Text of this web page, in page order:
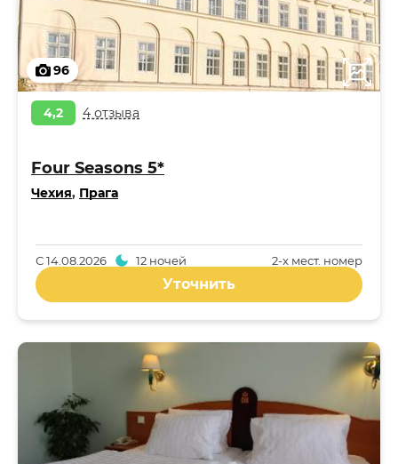
96
4,2 4 отзыва
Four Seasons 5*
Чехия, Прага
2-x мест. номер
С14.08.2026 12 ночей
Уточнить